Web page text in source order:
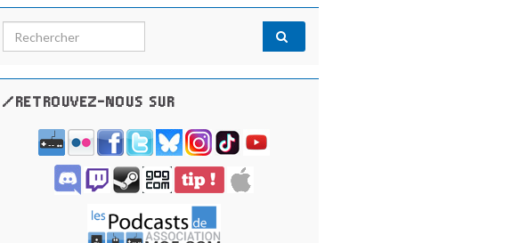
Search for:
/RETROUVEZ-NOUS SUR